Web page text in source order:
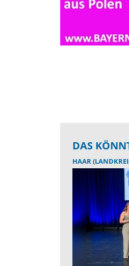
DAS
HAAR